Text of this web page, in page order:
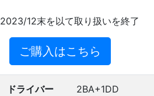
2023/12末を以て取り扱いを終了
ご購入はこちら
ドライバー 2BA+1DD